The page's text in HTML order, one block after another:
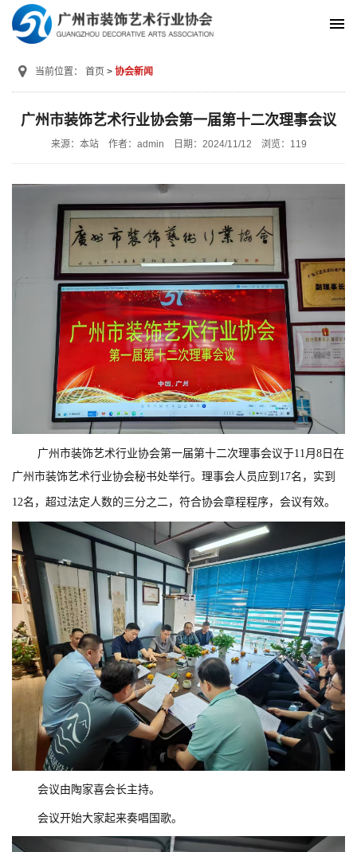
当前位置： 首页 协会新闻
广州市装饰艺术行业协会第一届第十二次理事会议
来源：本站 作者：admin 日期：2024/11/12 浏览： 119
广州市装饰艺术行业协会第一届第十二次理事会议于11月8日在
广州市装饰艺术行业协会秘书处举行。理事会人员应到17名，实到
12名，超过法定人数的三分之二，符合协会章程程序，会议有效。
会议由陶家喜会长主持。
会议开始大家起来奏唱国歌。